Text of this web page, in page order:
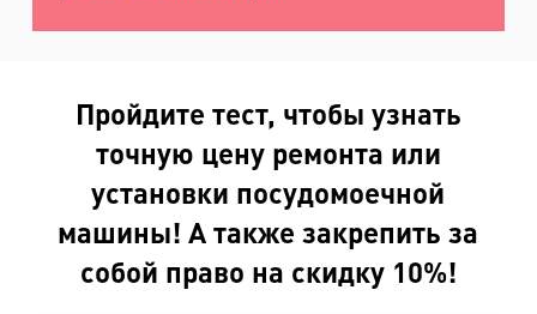
Пройдите тест, чтобы узнать
точную цену ремонта или
установки посудомоечной
машины! А также закрепить за
собой право на скидку 10%!